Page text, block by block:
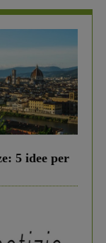
5 idee per